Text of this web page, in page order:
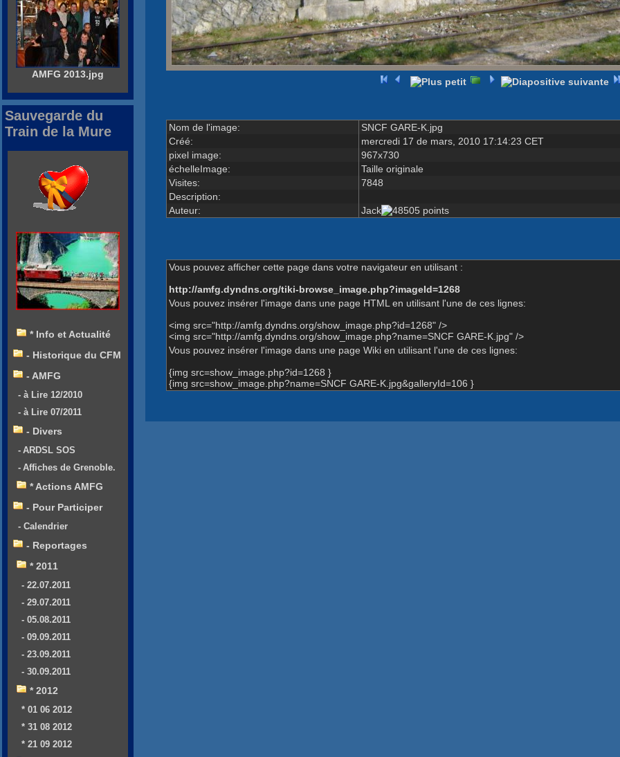
Nom de l'image:
SNCF GARE-K.jpg
Créé:
mercredi 17 de mars, 2010 17:14:23 CET
pixel image:
967x730
échelleImage:
Taille originale
Visites:
7848
Description:
Auteur:
Jack
Vous pouvez afficher cette page dans votre navigateur en utilisant :
http://amfg.dyndns.org/tiki-browse_image.php?imageId=1268
Vous pouvez insérer l'image dans une page HTML en utilisant l'une de ces lignes:
<img src="http://amfg.dyndns.org/show_image.php?id=1268" />
<img src="http://amfg.dyndns.org/show_image.php?name=SNCF GARE-K.jpg" />
Vous pouvez insérer l'image dans une page Wiki en utilisant l'une de ces lignes:
{img src=show_image.php?id=1268 }
{img src=show_image.php?name=SNCF GARE-K.jpg&galleryId=106 }
AMFG 2013.jpg
Sauvegarde du
Train de la Mure
* Info et Actualité
- Historique du CFM
- AMFG
- à Lire 12/2010
- à Lire 07/2011
- Divers
- ARDSL SOS
- Affiches de Grenoble.
* Actions AMFG
- Pour Participer
- Calendrier
- Reportages
* 2011
- 22.07.2011
- 29.07.2011
- 05.08.2011
- 09.09.2011
- 23.09.2011
- 30.09.2011
* 2012
* 01 06 2012
* 31 08 2012
* 21 09 2012